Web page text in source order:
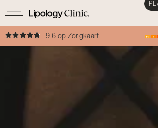
9.6 op Zorgkaart